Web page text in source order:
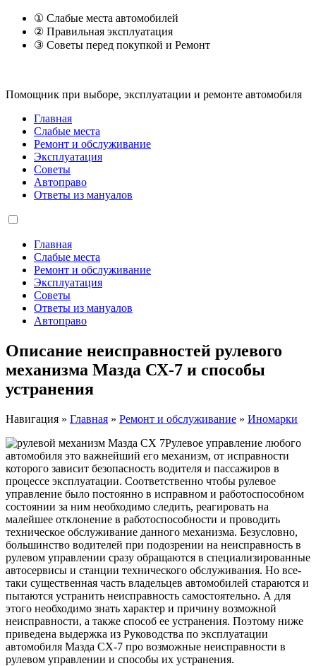
① Слабые места автомобилей
② Правильная эксплуатация
③ Советы перед покупкой и Ремонт
Помощник при выборе, эксплуатации и ремонте автомобиля
Главная
Слабые места
Ремонт и обслуживание
Эксплуатация
Советы
Автоправо
Ответы из мануалов
Главная
Слабые места
Ремонт и обслуживание
Эксплуатация
Советы
Ответы из мануалов
Автоправо
Описание неисправностей рулевого
механизма Мазда СХ-7 и способы
устранения
Навигация » Главная » Ремонт и обслуживание » Иномарки
Рулевое управление любого
автомобиля это важнейший его механизм, от исправности
которого зависит безопасность водителя и пассажиров в
процессе эксплуатации. Соответственно чтобы рулевое
управление было постоянно в исправном и работоспособном
состоянии за ним необходимо следить, реагировать на
малейшее отклонение в работоспособности и проводить
техническое обслуживание данного механизма. Безусловно,
большинство водителей при подозрении на неисправность в
рулевом управлении сразу обращаются в специализированные
автосервисы и станции технического обслуживания. Но все-
таки существенная часть владельцев автомобилей стараются и
пытаются устранить неисправность самостоятельно. А для
этого необходимо знать характер и причину возможной
неисправности, а также способ ее устранения. Поэтому ниже
приведена выдержка из Руководства по эксплуатации
автомобиля Мазда СХ-7 про возможные неисправности в
рулевом управлении и способы их устранения.